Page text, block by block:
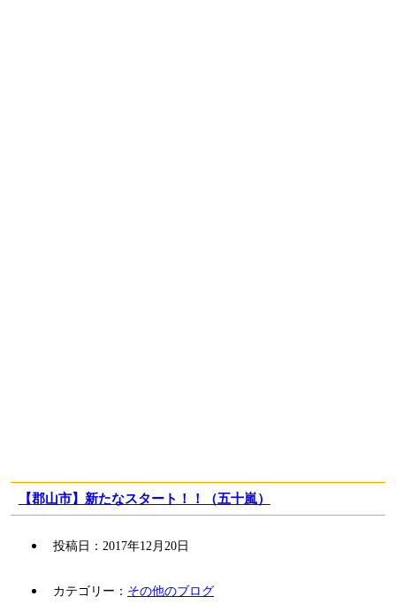
【郡山市】新たなスタート！！（五十嵐）
投稿日： 2017年12月20日
カテゴリー： その他のブログ